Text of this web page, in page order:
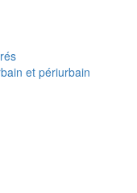
et périurbain